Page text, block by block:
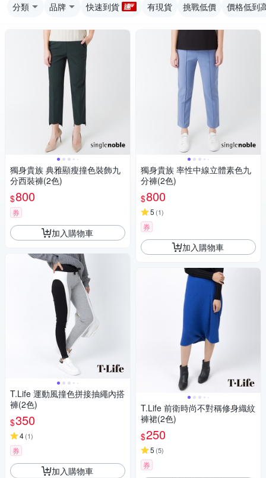
分類 品牌 快速到貨 有現貨 挑戰低價 價格低到
獨身貴族 典雅顯瘦撞色裝飾九
分西裝褲(2色)
$800
券
加入購物車
T.Life 運動風撞色拼接抽繩內搭
褲(2色)
$350
4(1)
券
加入購物車
獨身貴族 率性中線立體素色九
分褲(2色)
$800
5 (1)
券
加入購物車
T.Life 前衛時尚不對稱修身織紋
褲裙(2色)
$250
5 (5)
券